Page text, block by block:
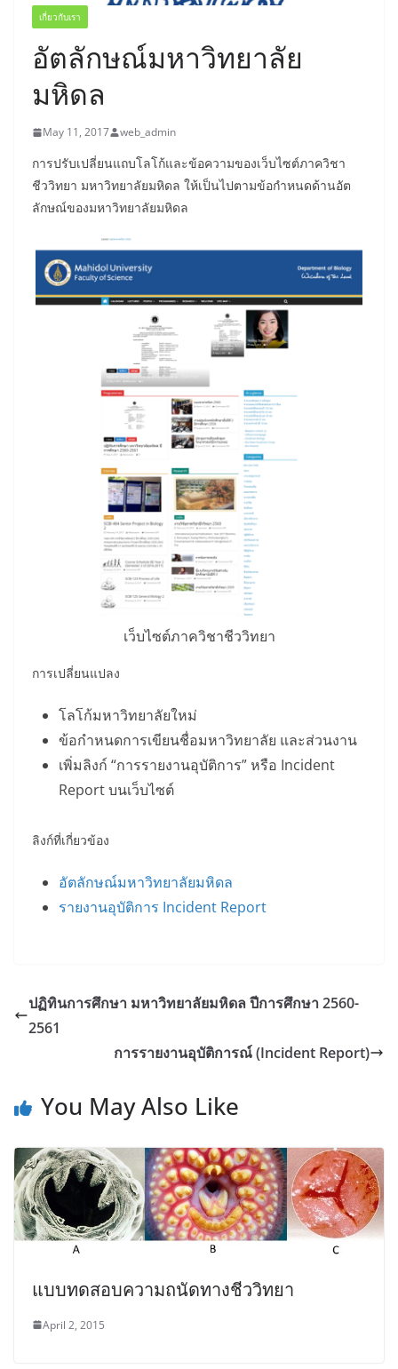
เกี่ยวกับเรา
อัตลักษณ์มหาวิทยาลัย
มหิดล
May 11, 2017 web_admin
การปรับเปลี่ยนแถบโลโก้และข้อความของเว็บไซต์ภาควิชา
ชีววิทยา มหาวิทยาลัยมหิดล ให้เป็นไปตามข้อกำหนดด้านอัต
ลักษณ์ของมหาวิทยาลัยมหิดล
เว็บไซต์ภาควิชาชีววิทยา
การเปลี่ยนแปลง
โลโก้มหาวิทยาลัยใหม่
ข้อกำหนดการเขียนชื่อมหาวิทยาลัย และส่วนงาน
เพิ่มลิงก์ “การรายงานอุบัติการ” หรือ Incident
Report บนเว็บไซต์
ลิงก์ที่เกี่ยวข้อง
อัตลักษณ์มหาวิทยาลัยมหิดล
รายงานอุบัติการ Incident Report
ปฏิทินการศึกษา มหาวิทยาลัยมหิดล ปีการศึกษา 2560-
2561
การรายงานอุบัติการณ์ (Incident Report)
You May Also Like
แบบทดสอบความถนัดทางชีววิทยา
April 2, 2015